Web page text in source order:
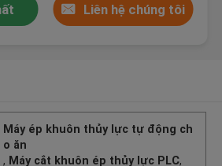
Liên hệ chúng tôi
Máy ép khuôn thủy lực tự động ch
o ăn
, Máy cắt khuôn ép thủy lực PLC,